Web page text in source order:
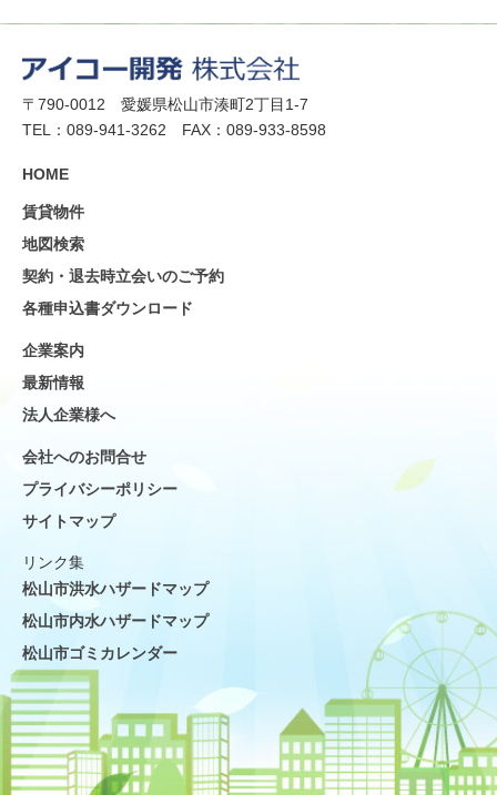
〒790-0012 愛媛県松山市湊町2丁目1-7
TEL：089-941-3262 FAX：089-933-8598
HOME
賃貸物件
地図検索
契約・退去時立会いのご予約
各種申込書ダウンロード
企業案内
最新情報
法人企業様へ
会社へのお問合せ
プライバシーポリシー
サイトマップ
リンク集
松山市洪水ハザードマップ
松山市内水ハザードマップ
松山市ゴミカレンダー